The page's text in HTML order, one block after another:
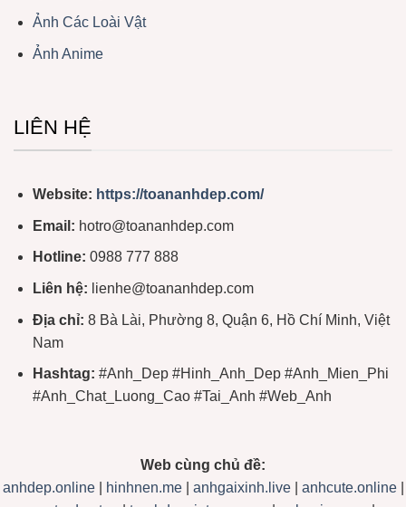
Ảnh Các Loài Vật
Ảnh Anime
LIÊN HỆ
Website: https://toananhdep.com/
Email: hotro@toananhdep.com
Hotline: 0988 777 888
Liên hệ: lienhe@toananhdep.com
Địa chỉ: 8 Bà Lài, Phường 8, Quận 6, Hồ Chí Minh, Việt
Nam
Hashtag: #Anh_Dep #Hinh_Anh_Dep #Anh_Mien_Phi
#Anh_Chat_Luong_Cao #Tai_Anh #Web_Anh
Web cùng chủ đề:
anhdep.online| hinhnen.me| anhgaixinh.live| anhcute.online|